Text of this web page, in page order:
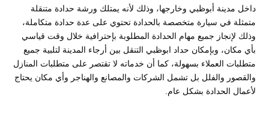
داخل مدينة أبوظبي وخارجها، وذلك لأنه يمتلك ورشة حدادة متنقلة
متمثلة في سيارة متخصصة بالحدادة تحتوي على عدة حدادة متكاملة،
وذلك لإنجاز جميع مهام الحدادة المطلوبة بإحترافية خلال وقت قياسي
بأي مكان، وبإمكان حداد ابوظبي التنقل بين أرجاء المدينة لتلبية جميع
متطلبات العملاء بسهولة، كما أن خدماته لا تقتصر على متطلبات المنازل
والقصور والفلل بل تشمل الشركات والمصانع والهناجر وأي مكان يحتاج
لأعمال الحدادة بشكل عام.